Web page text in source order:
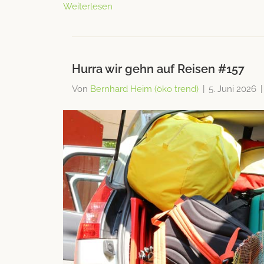
Weiterlesen
Hurra wir gehn auf Reisen #157
Von Bernhard Heim (öko trend) 5. Juni 2026